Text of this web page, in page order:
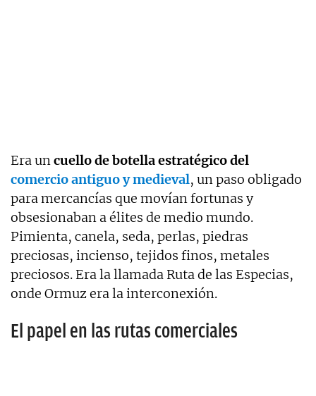
Era uncuello de botella estratégico del
comercio antiguo y medieval, un paso obligado
para mercancías que movían fortunas y
obsesionaban a élites de medio mundo.
Pimienta, canela, seda, perlas, piedras
preciosas, incienso, tejidos finos, metales
preciosos. Era la llamada Ruta de las Especias,
onde Ormuz era la interconexión.
El papel en las rutas comerciales